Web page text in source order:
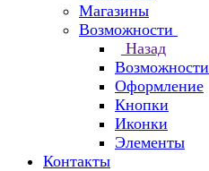
Магазины
Возможности
Назад
Возможности
Оформление
Кнопки
Иконки
Элементы
Контакты